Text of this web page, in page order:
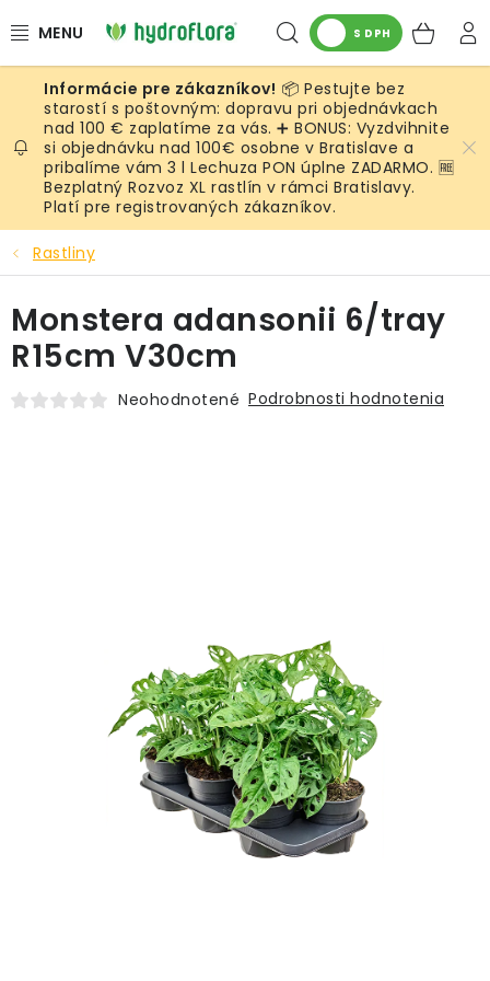
na
Hľadať
S DPH
RASTLINY
UMELÉ RASTLINY
KVETINÁČE
SUBSTRÁTY A PRÍSLUŠENSTVO
SERVIS INTERIÉROVEJ ZELENE
NA OBJEDNÁVKU
📦 Pestujte bez
starostí s poštovným: dopravu pri objednávkach
nad 100 € zaplatíme za vás. ➕ BONUS: Vyzdvihnite
si objednávku nad 100€ osobne v Bratislave a
pribalíme vám 3 l Lechuza PON úplne ZADARMO. 🆓
Bezplatný Rozvoz XL rastlín v rámci Bratislavy.
Platí pre registrovaných zákazníkov.
Rastliny
Monstera adansonii 6/tray
R15cm V30cm
Neohodnotené Podrobnosti hodnotenia